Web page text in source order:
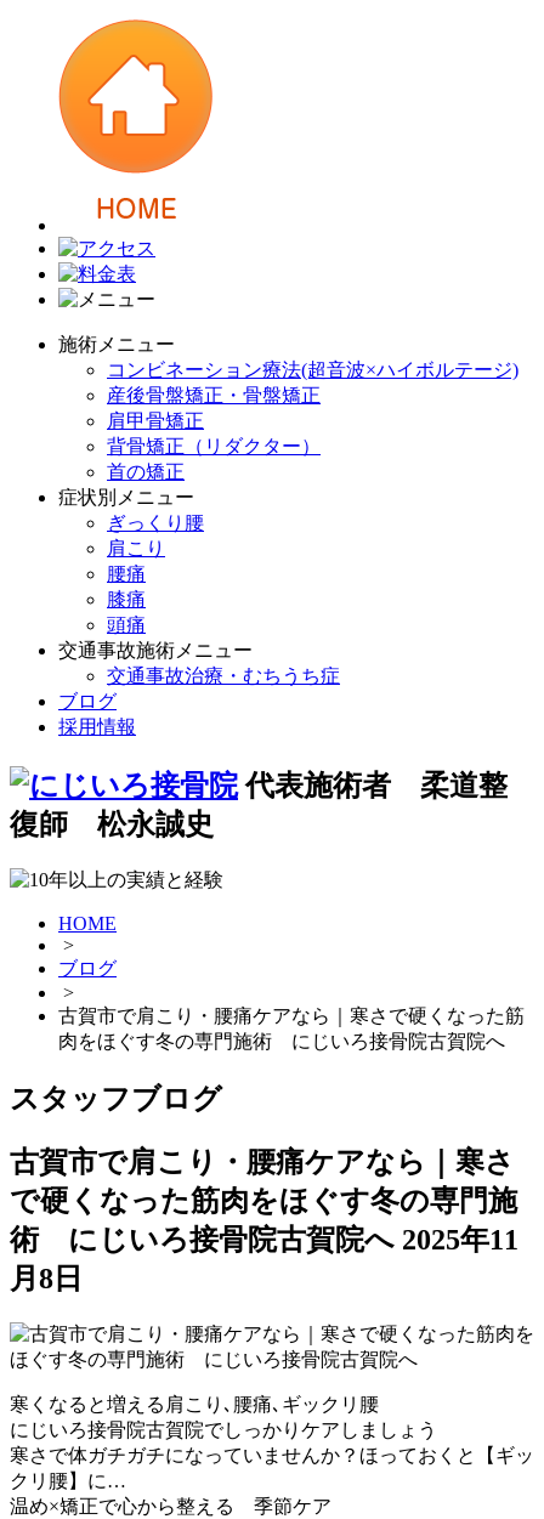
施術メニュー
コンビネーション療法(超音波×ハイボルテージ)
産後骨盤矯正・骨盤矯正
肩甲骨矯正
背骨矯正（リダクター）
首の矯正
症状別メニュー
ぎっくり腰
肩こり
腰痛
膝痛
頭痛
交通事故施術メニュー
交通事故治療・むちうち症
ブログ
採用情報
代表施術者 柔道整
復師 松永誠史
HOME
>
ブログ
>
古賀市で肩こり・腰痛ケアなら｜寒さで硬くなった筋
肉をほぐす冬の専門施術 にじいろ接骨院古賀院へ
スタッフブログ
古賀市で肩こり・腰痛ケアなら｜寒さ
で硬くなった筋肉をほぐす冬の専門施
術 にじいろ接骨院古賀院へ 2025年11
月8日
寒くなると増える肩こり､腰痛､ギックリ腰
にじいろ接骨院古賀院でしっかりケアしましょう
寒さで体ガチガチになっていませんか？ほっておくと【ギッ
クリ腰】に…
温め×矯正で心から整える 季節ケア